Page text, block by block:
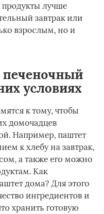
продукты лучше
завтрак или
взрослым, но и
печеночный
условиях
к тому, чтобы
домочадцев
Например, паштет
к хлебу на завтрак,
а также его можно
Как
дома? Для этого
ингредиентов и
хранить готовую